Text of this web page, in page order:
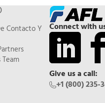
Contacto Y
Connect with
Give us a call:
+1 (800) 235-